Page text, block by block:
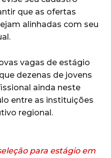
que as ofertas
alinhadas com seu
vagas de estágio
dezenas de jovens
ainda neste
entre as instituições
regional.
para estágio em